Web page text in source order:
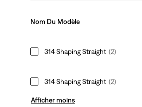
Nom Du Modèle
314 Shaping Straight (2)
314 Shaping Straight (2)
Afficher moins